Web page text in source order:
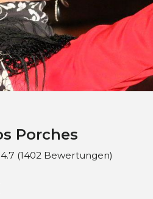
Porches
4.7 (1402 Bewertungen)